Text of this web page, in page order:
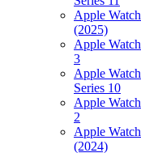
Apple
(2025)
Apple
3
Apple Watch
Series 10
Apple
2
Apple
(2024)